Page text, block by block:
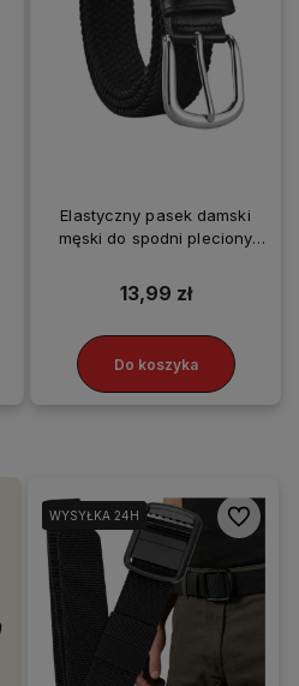
Elastyczny pasek damski
męski do spodni pleciony
13,99 zł
Do koszyka
WYSYŁKA 24H
WYSYŁKA 24H
WYSYŁKA 24H Do